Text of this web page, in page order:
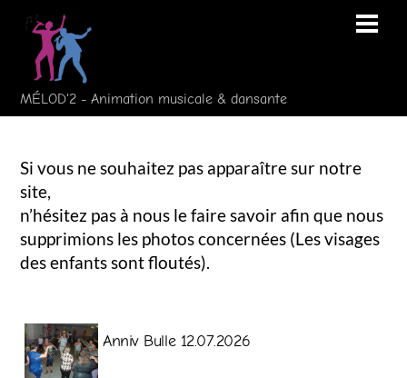
content
MÉLOD'2 - Animation musicale & dansante
Si vous ne souhaitez pas apparaître sur notre
site,
n’hésitez pas à nous le faire savoir afin que nous
supprimions les photos concernées (Les visages
des enfants sont floutés).
Anniv Bulle 12.07.2026